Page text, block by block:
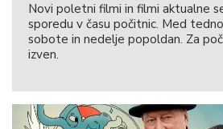
Novi poletni filmi in filmi aktualne
sporedu v času počitnic. Med
sobote in nedelje popoldan. Za
izven.